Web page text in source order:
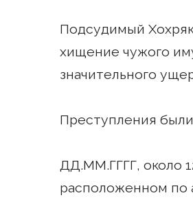
Подсудимый
хищение чужого
значительного
Преступления
ДД.ММ.ГГГГ, около
расположенном по